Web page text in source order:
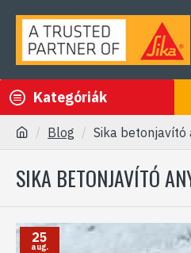
Kategóriák
Blog Sika betonjavító
SIKA BETONJAVÍTÓ
25
aug.